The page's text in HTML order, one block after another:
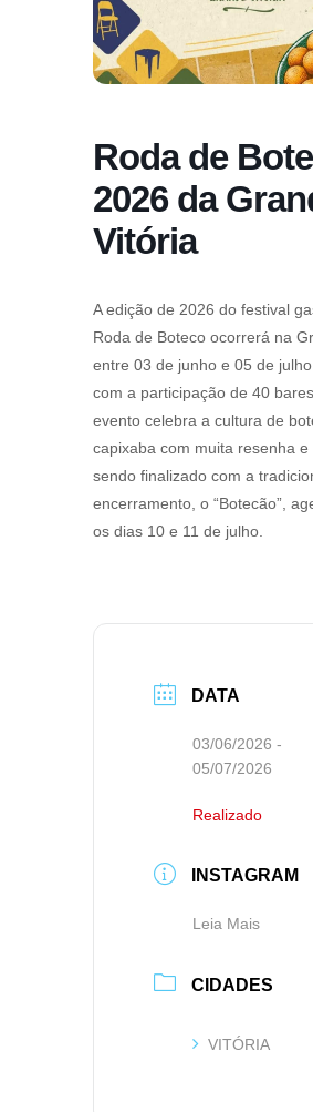
Roda de
2026 da
Vitória
A edição de 2026 do festival
Roda de Boteco ocorrerá na
entre 03 de junho e 05 de
com a participação de 40
evento celebra a cultura de
capixaba com muita resenha e
sendo finalizado com a
encerramento, o “Botecão”,
os dias 10 e 11 de julho.
DATA
03/06/2026 -
05/07/2026
Realizado
INSTAGRAM
Leia Mais
CIDADES
VITÓRIA